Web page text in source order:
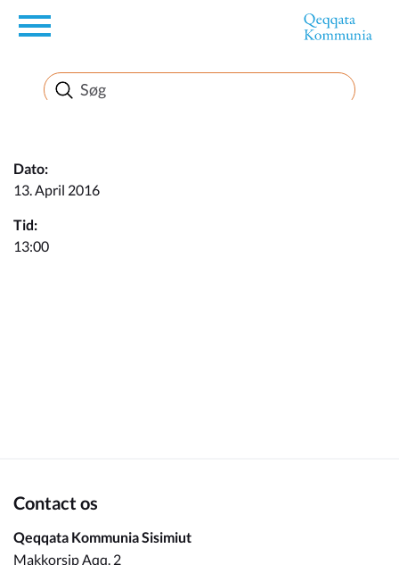
en
Borger
Dato:
13. April 2016
Tid:
13:00
Contact os
Qeqqata Kommunia Sisimiut
Makkorsip Aqq. 2